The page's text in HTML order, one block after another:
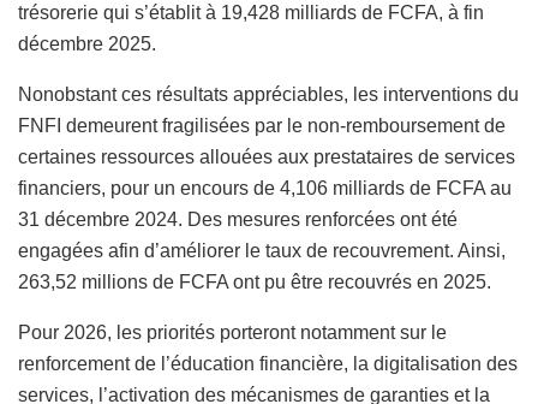
trésorerie qui s’établit à 19,428 milliards de FCFA, à fin
décembre 2025.
Nonobstant ces résultats appréciables, les interventions du
FNFI demeurent fragilisées par le non-remboursement de
certaines ressources allouées aux prestataires de services
financiers, pour un encours de 4,106 milliards de FCFA au
31 décembre 2024. Des mesures renforcées ont été
engagées afin d’améliorer le taux de recouvrement. Ainsi,
263,52 millions de FCFA ont pu être recouvrés en 2025.
Pour 2026, les priorités porteront notamment sur le
renforcement de l’éducation financière, la digitalisation des
services, l’activation des mécanismes de garanties et la